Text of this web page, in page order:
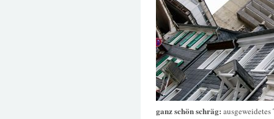
ganz schön schräg: